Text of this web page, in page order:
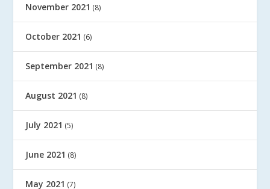
November 2021 (8)
October 2021 (6)
September 2021 (8)
August 2021 (8)
July 2021 (5)
June 2021 (8)
May 2021 (7)